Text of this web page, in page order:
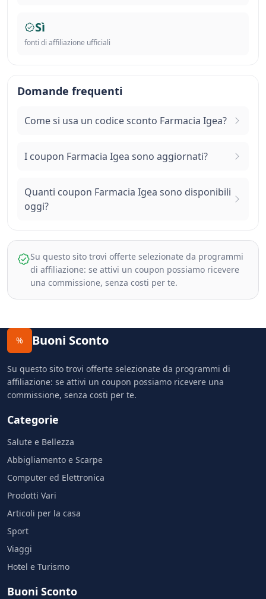
Sì
fonti di affiliazione ufficiali
Domande frequenti
Come si usa un codice sconto Farmacia Igea?
I coupon Farmacia Igea sono aggiornati?
Quanti coupon Farmacia Igea sono disponibili
oggi?
Su questo sito trovi offerte selezionate da programmi
di affiliazione: se attivi un coupon possiamo ricevere
una commissione, senza costi per te.
% Buoni Sconto
Su questo sito trovi offerte selezionate da programmi di
affiliazione: se attivi un coupon possiamo ricevere una
commissione, senza costi per te.
Categorie
Salute e Bellezza
Abbigliamento e Scarpe
Computer ed Elettronica
Prodotti Vari
Articoli per la casa
Sport
Viaggi
Hotel e Turismo
Buoni Sconto